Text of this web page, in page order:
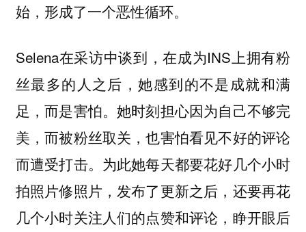
始，形成了一个恶性循环。
Selena在采访中谈到，在成为INS上拥有粉
丝最多的人之后，她感到的不是成就和满
足，而是害怕。她时刻担心因为自己不够完
美，而被粉丝取关，也害怕看见不好的评论
而遭受打击。为此她每天都要花好几个小时
拍照片修照片，发布了更新之后，还要再花
几个小时关注人们的点赞和评论，睁开眼后